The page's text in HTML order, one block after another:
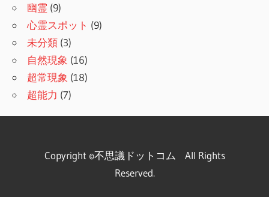
幽霊 (9)
心霊スポット (9)
未分類 (3)
自然現象 (16)
超常現象 (18)
超能力 (7)
Copyright ©不思議ドットコム
All Rights
Reserved.